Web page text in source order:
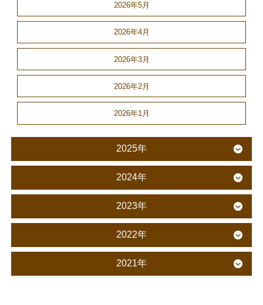
2026年5月
2026年4月
2026年3月
2026年2月
2026年1月
2025年
2024年
2023年
2022年
2021年